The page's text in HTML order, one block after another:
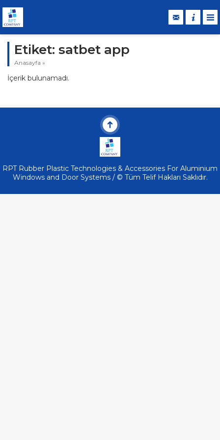
Etiket: satbet app
Anasayfa »
İçerik bulunamadı.
RPT Rubber Plastic Technologies & Accessories For Aluminium
Windows and Door Systems / © Tüm Telif Hakları Saklıdır.